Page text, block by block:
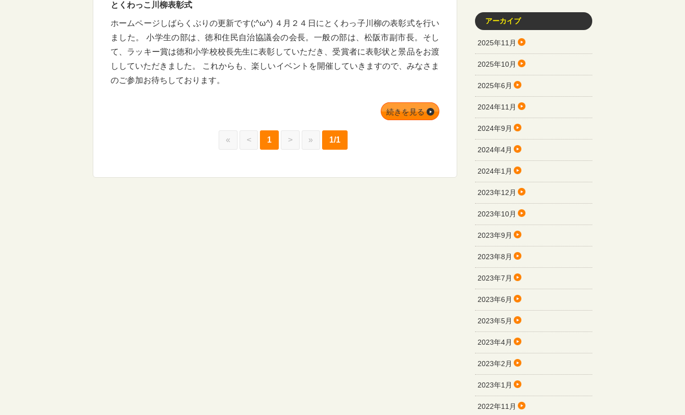
とくわっこ川柳表彰式
ホームページしばらくぶりの更新です(;^ω^) ４月２４日にとくわっ子川柳の表彰式を行い
ました。 小学生の部は、徳和住民自治協議会の会長。一般の部は、松阪市副市長。そし
て、ラッキー賞は徳和小学校校長先生に表彰していただき、受賞者に表彰状と景品をお渡
ししていただきました。 これからも、楽しいイベントを開催していきますので、みなさま
のご参加お待ちしております。
続きを見る
« < 1 > » 1/1
アーカイブ
2025年11月
2025年10月
2025年6月
2024年11月
2024年9月
2024年4月
2024年1月
2023年12月
2023年10月
2023年9月
2023年8月
2023年7月
2023年6月
2023年5月
2023年4月
2023年2月
2023年1月
2022年11月